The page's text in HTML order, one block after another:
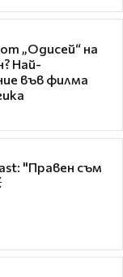
„Одисей“ на
Най-
във филма
"Правен съм